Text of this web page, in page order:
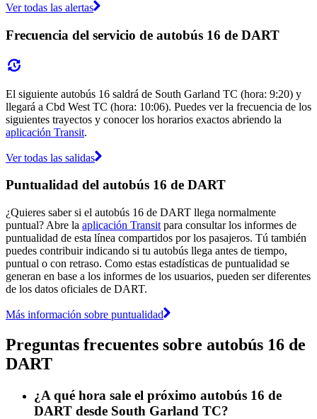
Ver todas las alertas
Frecuencia del servicio de autobús 16 de DART
El siguiente autobús 16 saldrá de South Garland TC (hora: 9:20) y
llegará a Cbd West TC (hora: 10:06). Puedes ver la frecuencia de los
siguientes trayectos y conocer los horarios exactos abriendo la
aplicación Transit.
Ver todas las salidas
Puntualidad del autobús 16 de DART
¿Quieres saber si el autobús 16 de DART llega normalmente
puntual? Abre la aplicación Transit para consultar los informes de
puntualidad de esta línea compartidos por los pasajeros. Tú también
puedes contribuir indicando si tu autobús llega antes de tiempo,
puntual o con retraso. Como estas estadísticas de puntualidad se
generan en base a los informes de los usuarios, pueden ser diferentes
de los datos oficiales de DART.
Más información sobre puntualidad
Preguntas frecuentes sobre autobús 16 de
DART
¿A qué hora sale el próximo autobús 16 de
DART desde South Garland TC?